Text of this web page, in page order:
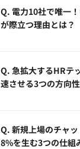
Q. 電力10社で唯一
が際立つ理由とは？
Q. 急拡大するHRテ
速させる3つの方向
Q. 新規上場のチャ
8%を生む3つの仕組